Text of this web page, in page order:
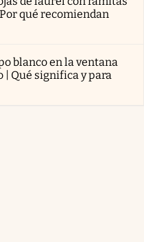
qué recomiendan
blanco en la ventana
Qué significa y para